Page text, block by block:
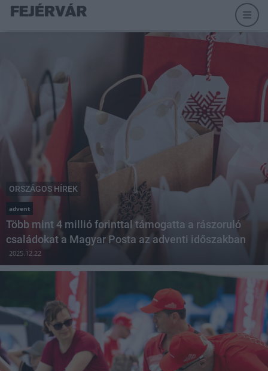
ORSZÁGOS HÍREK
advent
Több mint 4 millió forinttal támogatta a rászoruló
családokat a Magyar Posta az adventi időszakban
2025.12.22